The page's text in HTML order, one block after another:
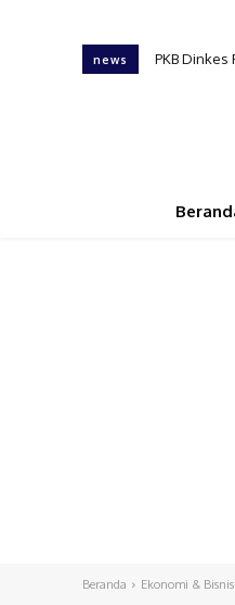
news PKB Dinkes
Tembus
Beranda Ekonomi & Bisnis